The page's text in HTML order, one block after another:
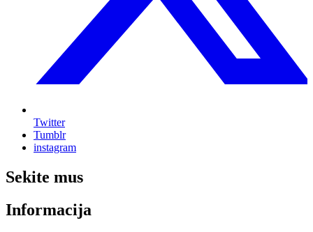
Twitter
Tumblr
instagram
Sekite mus
Informacija